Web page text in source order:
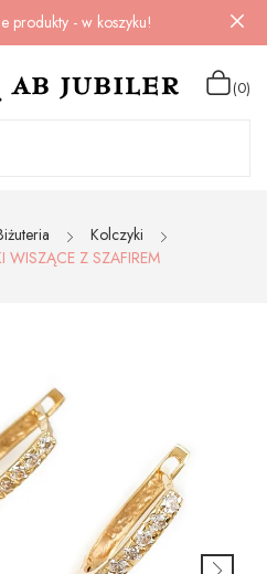
produkty - w koszyku!
(0)
Kolczyki
WISZĄCE Z SZAFIREM